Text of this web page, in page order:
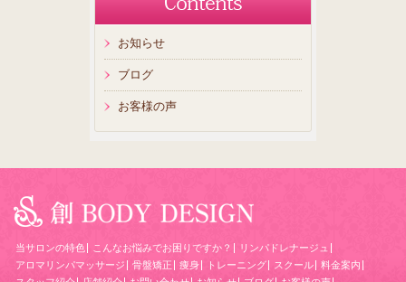
お知らせ
ブログ
お客様の声
当サロンの特色 こんなお悩みでお困りですか？
リンパドレナージュ
アロマリンパマッサージ
骨盤矯正 痩身 トレーニング スクール
料金案内